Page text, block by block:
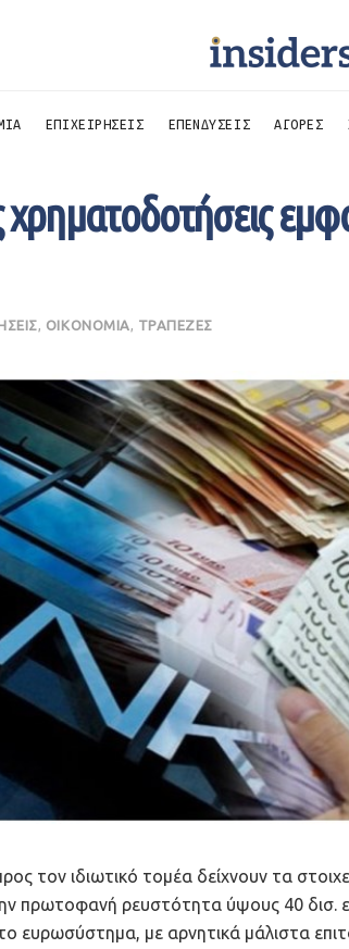
ΕΠΙΧΕΙΡΗΣΕΙΣ ΕΠΕΝΔΥΣΕΙΣ ΑΓΟΡΕΣ
χρηματοδοτήσεις
ΟΙΚΟΝΟΜΙΑ ΤΡΑΠΕΖΕΣ
τον ιδιωτικό τομέα δείχνουν τα
πρωτοφανή ρευστότητα ύψους 40 δισ.
ευρωσύστημα, με αρνητικά μάλιστα